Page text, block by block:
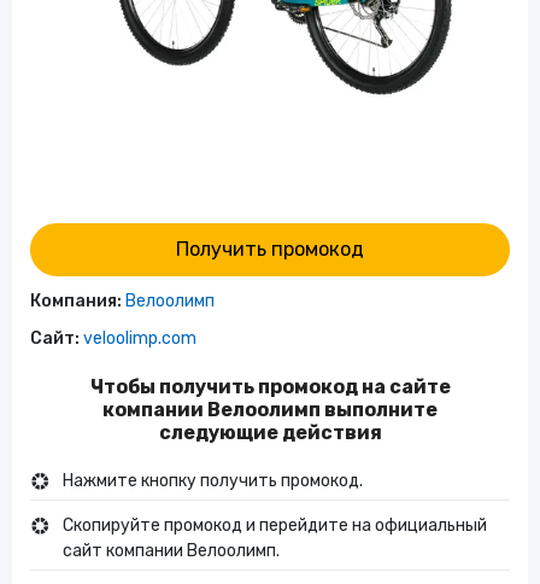
Получить промокод
Компания: Велоолимп
Сайт: veloolimp.com
Чтобы получить промокод на сайте
компании Велоолимп выполните
следующие действия
Нажмите кнопку получить промокод.
Скопируйте промокод и перейдите на официальный
сайт компании Велоолимп.